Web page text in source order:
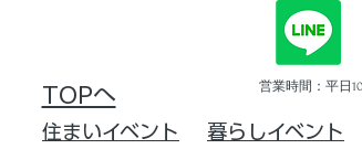
TOPへ
営業時間：平日
住まいイベント 暮らしイベント